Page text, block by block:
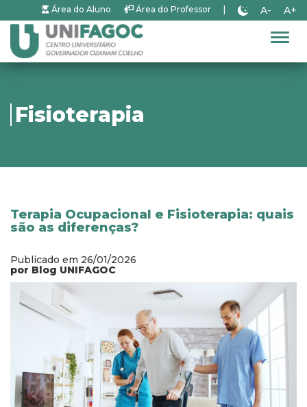
Área do Aluno Área do Professor A- A+
Fisioterapia
Terapia Ocupacional e Fisioterapia: quais
são as diferenças?
Publicado em 26/01/2026
por Blog UNIFAGOC